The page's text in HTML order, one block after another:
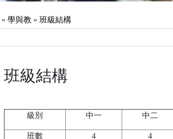
» 學與教 » 班級結構
班級結構
級別 中一 中二
班數 4 4